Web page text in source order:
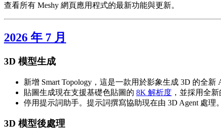
查看所有 Meshy 網頁應用程式的最新功能與更新。
2026 年 7 月
3D 模型生成
新增 Smart Topology，這是一款用於影象生成 3D 的全
貼圖生成現在支援基礎色貼圖的 8K 解析度 ，並採用全
停用提示詞助手。提示詞撰寫協助現在由 3D Agent 處理
3D 模型後處理